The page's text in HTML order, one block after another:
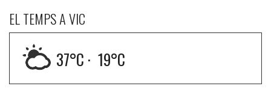
EL TEMPS A VIC
37°C · 19°C